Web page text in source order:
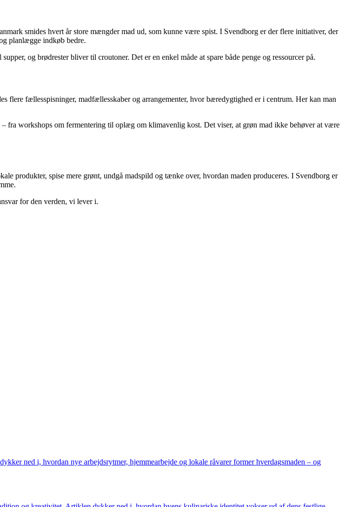
smides hvert år store mængder mad ud, som kunne være spist. I Svendborg er der flere initiativer, der
planlægge indkøb bedre.
og brødrester bliver til croutoner. Det er en enkel måde at spare både penge og ressourcer på.
fællesspisninger, madfællesskaber og arrangementer, hvor bæredygtighed er i centrum. Her kan man
workshops om fermentering til oplæg om klimavenlig kost. Det viser, at grøn mad ikke behøver at være
produkter, spise mere grønt, undgå madspild og tænke over, hvordan maden produceres. I Svendborg er
for den verden, vi lever i.
ned i, hvordan nye arbejdsrytmer, hjemmearbejde og lokale råvarer former hverdagsmaden – og